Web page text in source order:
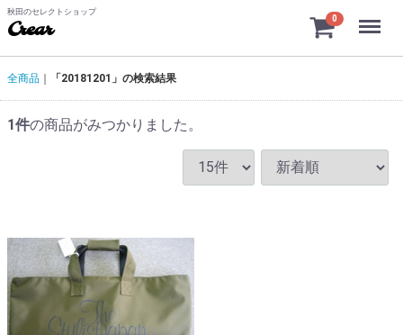
秋田のセレクトショップ
Crear
0 Menu
全商品 「20181201」の検索結果
1件の商品がみつかりました。